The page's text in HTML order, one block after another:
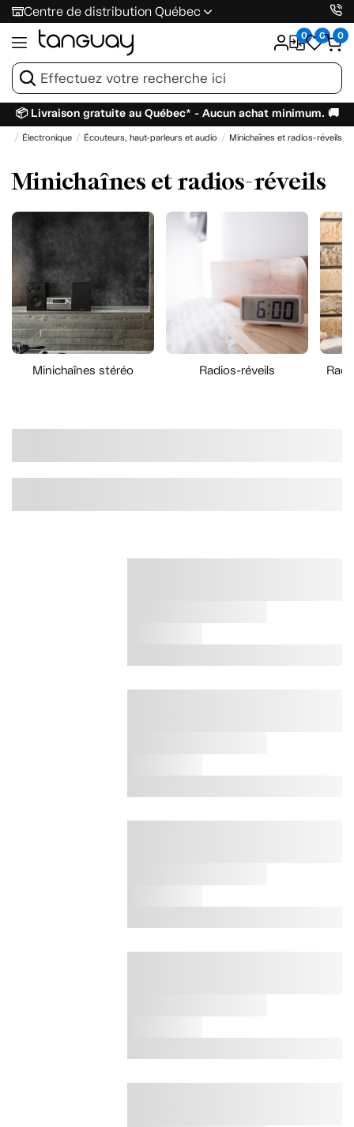
Centre de distribution Québec
0 0 0
📦 Livraison gratuite au Québec* - Aucun achat minimum. 🚚
Électronique Écouteurs, haut-parleurs et audio Minichaînes et radios-réveils
Minichaînes et radios-réveils
Minichaînes stéréo Radios-réveils